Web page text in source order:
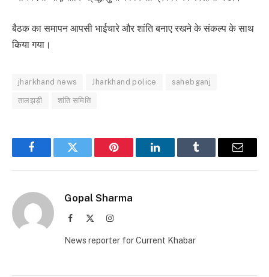
बैठक का समापन आपसी भाईचारे और शांति बनाए रखने के संकल्प के साथ
किया गया।
jharkhand news Jharkhand police sahebganj
तालझड़ी शांति समिति
FacebookTwitter Pinterest LinkedInTumblr Email
Gopal Sharma
Facebook Instagram
News reporter for Current Khabar